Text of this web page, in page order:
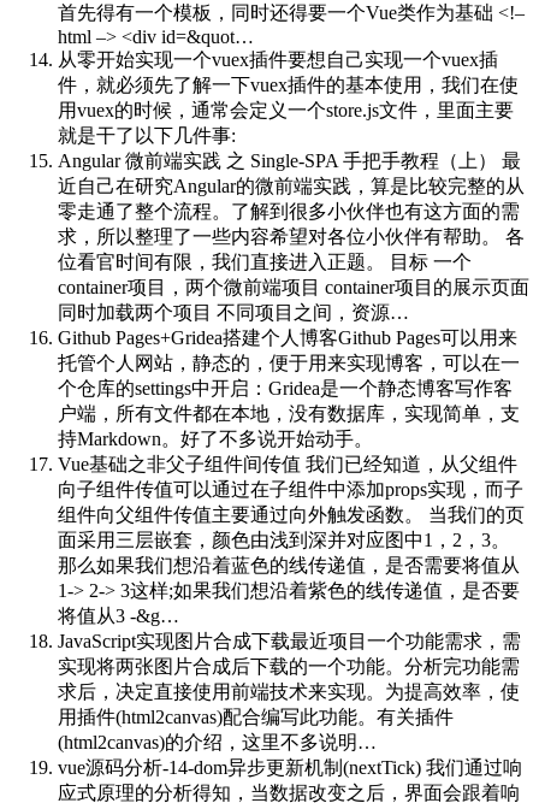
首先得有一个模板，同时还得要一个Vue类作为基础 <!–
html –> <div id=&quot…
从零开始实现一个vuex插件要想自己实现一个vuex插
件，就必须先了解一下vuex插件的基本使用，我们在使
用vuex的时候，通常会定义一个store.js文件，里面主要
就是干了以下几件事:
Angular 微前端实践 之 Single-SPA 手把手教程（上）
最
近自己在研究Angular的微前端实践，算是比较完整的从
零走通了整个流程。了解到很多小伙伴也有这方面的需
求，所以整理了一些内容希望对各位小伙伴有帮助。 各
位看官时间有限，我们直接进入正题。 目标 一个
container项目，两个微前端项目 container项目的展示页面
同时加载两个项目 不同项目之间，资源…
Github Pages+Gridea搭建个人博客Github Pages可以用来
托管个人网站，静态的，便于用来实现博客，可以在一
个仓库的settings中开启：Gridea是一个静态博客写作客
户端，所有文件都在本地，没有数据库，实现简单，支
持Markdown。好了不多说开始动手。
Vue基础之非父子组件间传值 我们已经知道，从父组件
向子组件传值可以通过在子组件中添加props实现，而子
组件向父组件传值主要通过向外触发函数。 当我们的页
面采用三层嵌套，颜色由浅到深并对应图中1，2，3。
那么如果我们想沿着蓝色的线传递值，是否需要将值从
1-> 2-> 3这样;如果我们想沿着紫色的线传递值，是否要
将值从3 -&g…
JavaScript实现图片合成下载最近项目一个功能需求，需
实现将两张图片合成后下载的一个功能。分析完功能需
求后，决定直接使用前端技术来实现。为提高效率，使
用插件(html2canvas)配合编写此功能。有关插件
(html2canvas)的介绍，这里不多说明…
vue源码分析-14-dom异步更新机制(nextTick) 我们通过响
应式原理的分析得知，当数据改变之后，界面会跟着响